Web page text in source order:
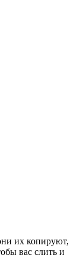
их копируют,
вас слить и